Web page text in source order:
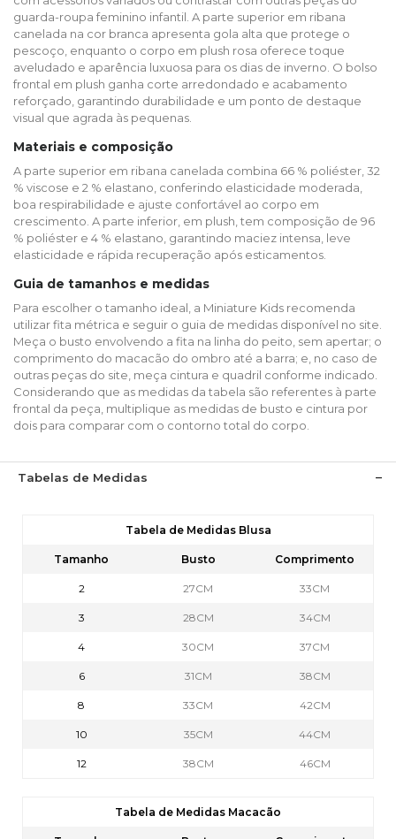
guarda-roupa feminino infantil. A parte superior em ribana
canelada na cor branca apresenta gola alta que protege o
pescoço, enquanto o corpo em plush rosa oferece toque
aveludado e aparência luxuosa para os dias de inverno. O bolso
frontal em plush ganha corte arredondado e acabamento
reforçado, garantindo durabilidade e um ponto de destaque
visual que agrada às pequenas.
Materiais e composição
A parte superior em ribana canelada combina 66 % poliéster, 32
% viscose e 2 % elastano, conferindo elasticidade moderada,
boa respirabilidade e ajuste confortável ao corpo em
crescimento. A parte inferior, em plush, tem composição de 96
% poliéster e 4 % elastano, garantindo maciez intensa, leve
elasticidade e rápida recuperação após esticamentos.
Guia de tamanhos e medidas
Para escolher o tamanho ideal, a Miniature Kids recomenda
utilizar fita métrica e seguir o guia de medidas disponível no site.
Meça o busto envolvendo a fita na linha do peito, sem apertar; o
comprimento do macacão do ombro até a barra; e, no caso de
outras peças do site, meça cintura e quadril conforme indicado.
Considerando que as medidas da tabela são referentes à parte
frontal da peça, multiplique as medidas de busto e cintura por
dois para comparar com o contorno total do corpo.
Tabelas de Medidas
Tabela de Medidas Blusa
Tamanho Busto Comprimento
2 27CM 33CM
3 28CM 34CM
4 30CM 37CM
6 31CM 38CM
8 33CM 42CM
10 35CM 44CM
12 38CM 46CM
Tabela de Medidas Macacão